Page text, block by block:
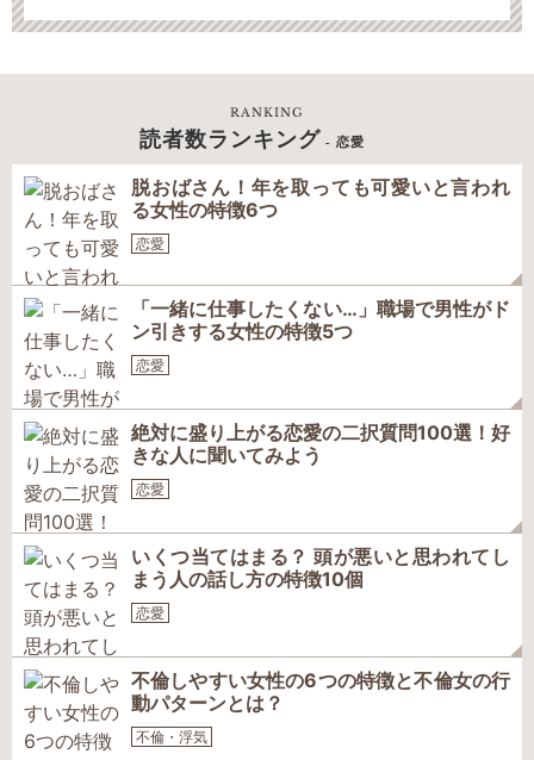
RANKING
読者数ランキング - 恋愛
脱おばさん！年を取っても可愛いと言われ
る女性の特徴6つ
恋愛
「一緒に仕事したくない…」職場で男性がド
ン引きする女性の特徴5つ
恋愛
絶対に盛り上がる恋愛の二択質問100選！好
きな人に聞いてみよう
恋愛
いくつ当てはまる？ 頭が悪いと思われてし
まう人の話し方の特徴10個
恋愛
不倫しやすい女性の6つの特徴と不倫女の行
動パターンとは？
不倫・浮気